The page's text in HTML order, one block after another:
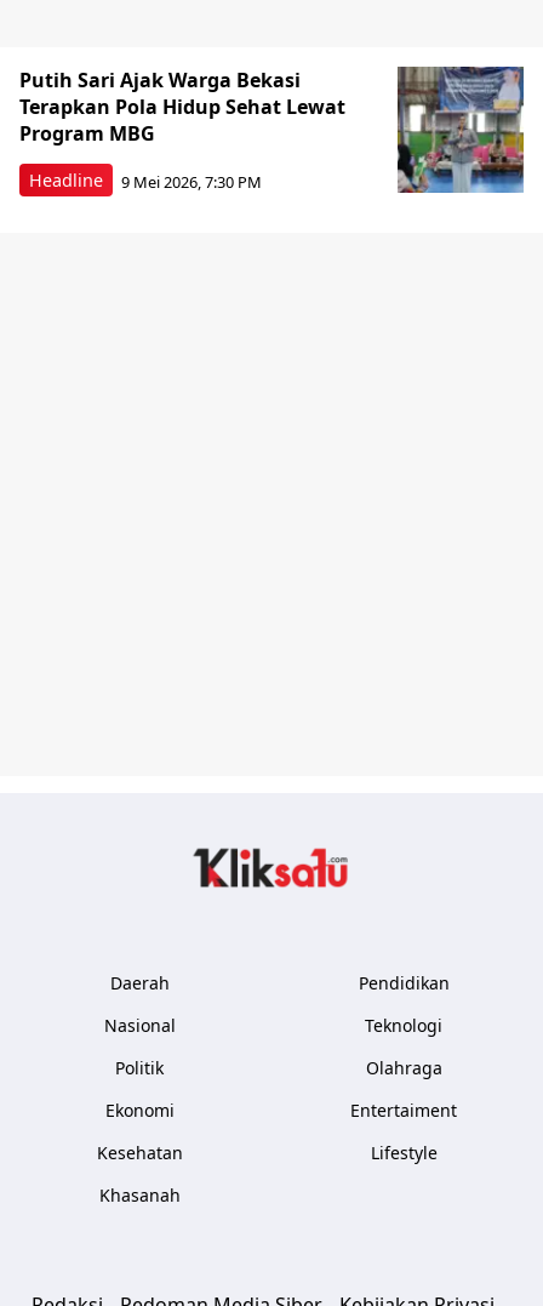
Headline
Putih Sari Ajak Warga Bekasi
Terapkan Pola Hidup Sehat Lewat
Program MBG
9 Mei 2026, 7:30 PM
Daerah
Nasional
Politik
Ekonomi
Kesehatan
Khasanah
Pendidikan
Teknologi
Olahraga
Entertaiment
Lifestyle